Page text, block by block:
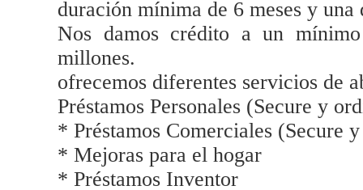
duración mínima de 6 meses y
Nos damos crédito a un
millones.
ofrecemos diferentes servicios de
Préstamos Personales (Secure y
* Préstamos Comerciales (Secure
* Mejoras para el hogar
* Préstamos Inventor